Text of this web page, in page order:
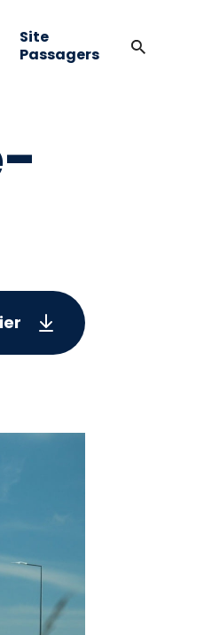
Site
Passagers